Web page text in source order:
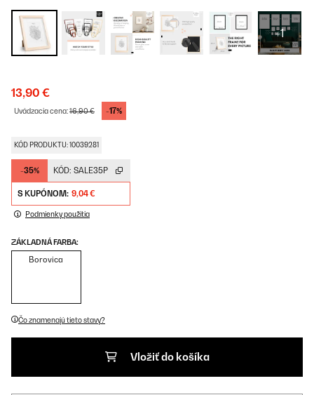
+1
13,90 €
Uvádzacia cena:16,90 € -17%
KÓD PRODUKTU: 10039281
-35% KÓD: SALE35P
S KUPÓNOM: 9,04 €
Podmienky použitia
ZÁKLADNÁ FARBA:
Borovica
Čo znamenajú tieto stavy?
Vložiť do košíka